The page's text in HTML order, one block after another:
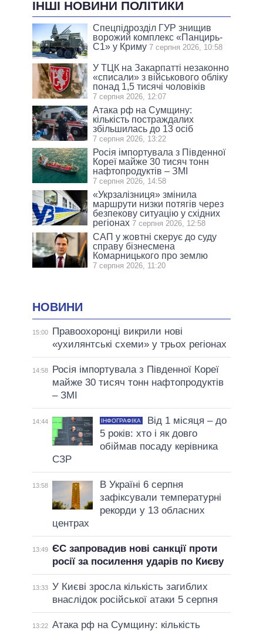
ІНШІ НОВИНИ ПОЛІТИКИ
Спецпідрозділ ГУР знищив
ворожий комплекс «Панцирь-
С1» у Криму 7 серпня 2026, 10:58
У ТЦК на Закарпатті незаконно
«списали» з військового обліку
понад 1,5 тисячі чоловіків
7 серпня 2026, 12:07
Атака рф на Сумщину:
кількість постраждалих
збільшилась до 13 осіб
7 серпня 2026, 13:22
Росія імпортувала з Південної
Кореї майже 30 тисяч тонн
нафтопродуктів – ЗМІ
7 серпня 2026, 14:58
«Укрзалізниця» змінила
маршрути низки потягів через
безпекову ситуацію у східних
регіонах 7 серпня 2026, 12:58
САП у жовтні скерує до суду
справу бізнесмена
Комарницького про землю
7 серпня 2026, 11:20
НОВИНИ
15:00
Правоохоронці викрили нові
«ухилянтські схеми» у трьох регіонах
14:58
Росія імпортувала з Південної Кореї
майже 30 тисяч тонн нафтопродуктів
– ЗМІ
14:44 ІНФОГРАФІКА
Від 1 місяця – до
5 років: хто і як довго
обіймав посаду керівника
СЗР
13:58
В Україні 6 серпня
зафіксували температурні
рекорди у 13 обласних
центрах
13:49 ЄС запровадив нові санкції проти
росії за посилення ударів по Києву
13:33 У Києві зросла кількість загиблих
внаслідок російської атаки 5 серпня
13:22 Атака рф на Сумщину: кількість